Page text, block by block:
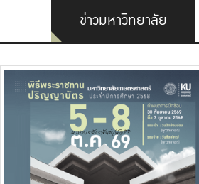
ข่าวมหาวิทยาลัย